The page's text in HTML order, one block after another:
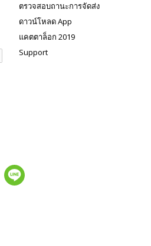
ตรวจสอบถานะการจัดส่ง
ดาวน์โหลด App
แคตตาล็อก 2019
Support